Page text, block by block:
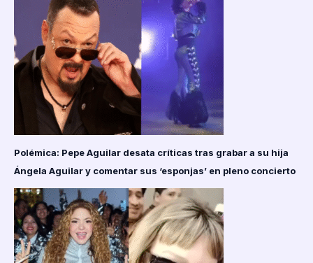
Polémica: Pepe Aguilar desata críticas tras grabar a su hija
Ángela Aguilar y comentar sus ‘esponjas’ en pleno concierto